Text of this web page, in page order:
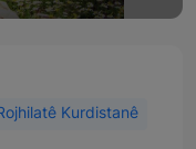
Kurdistanê